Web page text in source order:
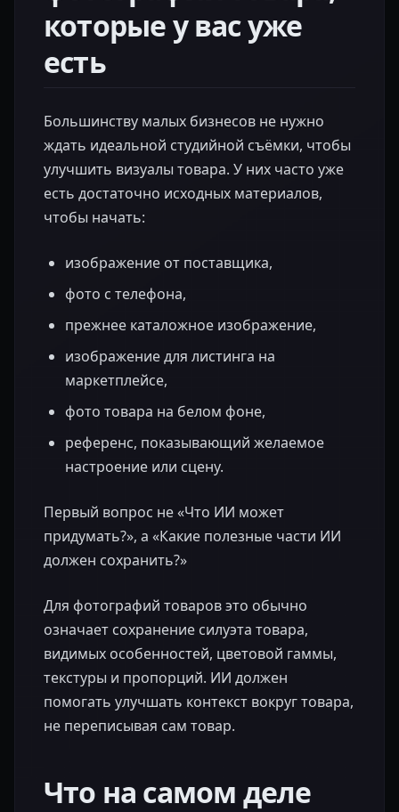
которые у вас уже
есть
Большинству малых бизнесов не нужно
ждать идеальной студийной съёмки, чтобы
улучшить визуалы товара. У них часто уже
есть достаточно исходных материалов,
чтобы начать:
изображение от поставщика,
фото с телефона,
прежнее каталожное изображение,
изображение для листинга на
маркетплейсе,
фото товара на белом фоне,
референс, показывающий желаемое
настроение или сцену.
Первый вопрос не «Что ИИ может
придумать?», а «Какие полезные части ИИ
должен сохранить?»
Для фотографий товаров это обычно
означает сохранение силуэта товара,
видимых особенностей, цветовой гаммы,
текстуры и пропорций. ИИ должен
помогать улучшать контекст вокруг товара,
не переписывая сам товар.
Что на самом деле